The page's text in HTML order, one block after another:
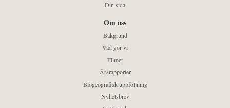
Din sida
Om oss
Bakgrund
Vad gör vi
Filmer
Årsrapporter
Biogeografisk uppföljning
Nyhetsbrev